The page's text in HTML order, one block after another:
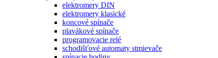
elektromery DIN
elektromery klasické
koncové spínače
plavákové spínače
programovacie relé
schodišťové automaty stmievače